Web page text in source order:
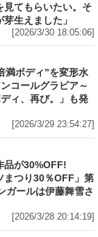
見てもらいたい。そ
生えました」
[2026/3/30 18:05:06]
満ボディ”を変形水
コールグラビア～
ィ、再び。」も発
[2026/3/29 23:54:27]
品が30%OFF!
まつり30％OFF」第
ガールは伊藤舞雪さ
[2026/3/28 20:14:19]